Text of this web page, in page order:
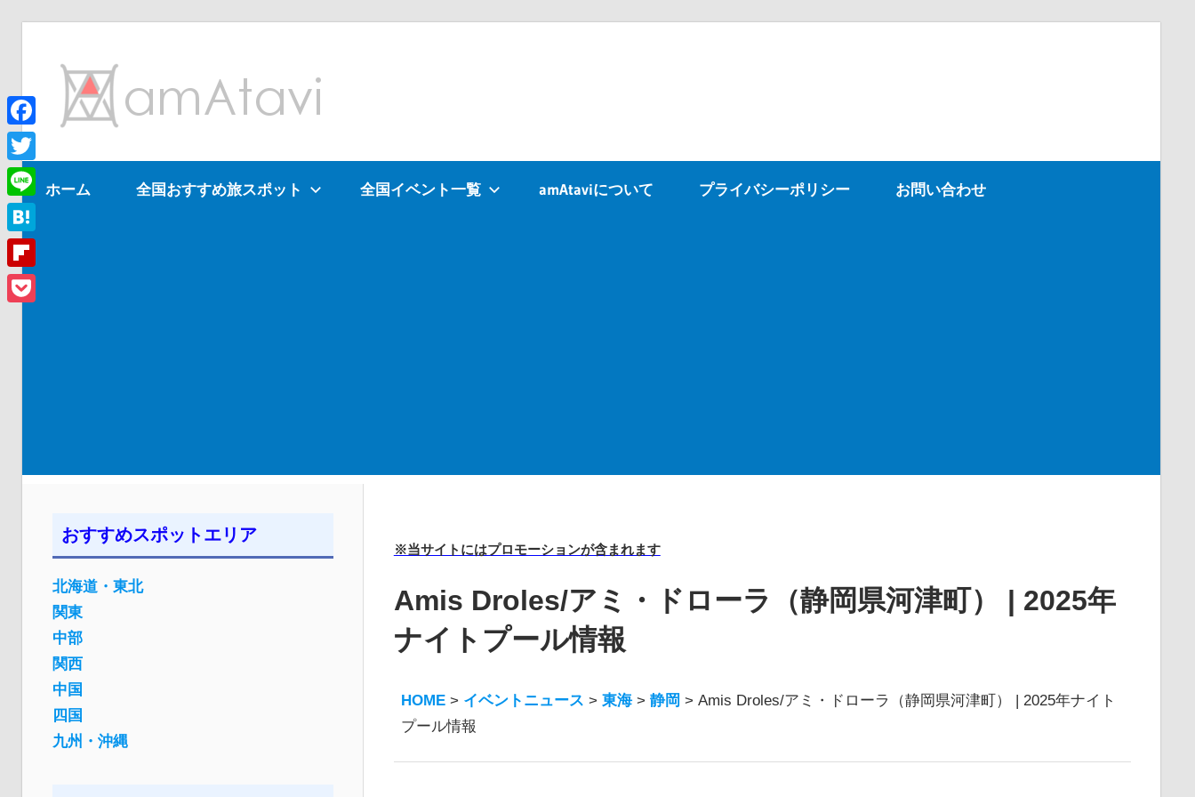
ン
ツ
へ
ス
キ
ッ
プ
を
見
ホーム 全国おすすめ旅スポット 全国イベント一覧 amAtaviについて プライバシーポリシー お問い合わせ
※当サイトにはプロモーションが含まれます
Amis Droles/アミ・ドローラ（静岡県河津町） | 2025年
ナイトプール情報
HOME > イベントニュース >東海>静岡 >Amis Droles/アミ・ドローラ（静岡県河津町） | 2025年ナイト
プール情報
おすすめスポットエリア
北海道・東北
関東
中部
関西
中国
四国
九州・沖縄
Facebook
Twitter
Line
Hatena
Flipboard